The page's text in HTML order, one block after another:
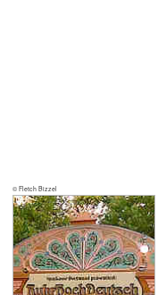
© Fletch Bizzel